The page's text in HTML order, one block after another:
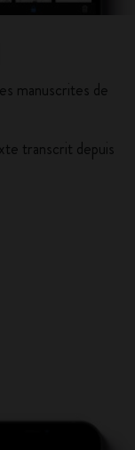
manuscrites de
transcrit depuis